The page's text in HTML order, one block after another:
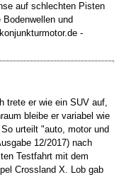
auf schlechten Pisten
und
-
trete er wie ein SUV auf,
bleibe er variabel wie
urteilt "auto, motor und
12/2017) nach
Testfahrt mit dem
Crossland X. Lob gab